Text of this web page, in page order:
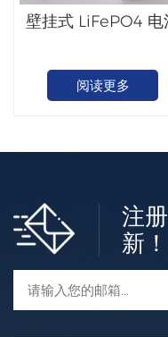
壁挂式 LiFePO4 电
阅读更多
注
新！